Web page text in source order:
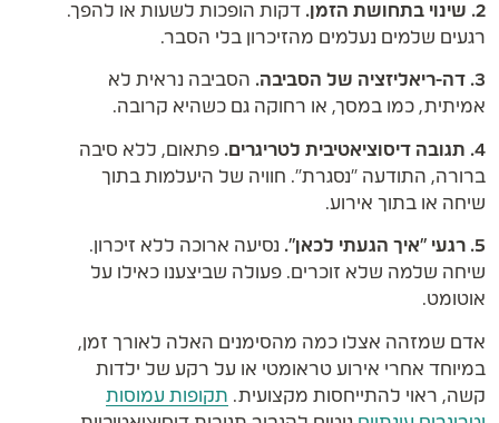
2. שינוי בתחושת הזמן.
דקות הופכות לשעות או להפך.
רגעים שלמים נעלמים מהזיכרון בלי הסבר.
3. דה-ריאליזציה של הסביבה.
הסביבה נראית לא
אמיתית, כמו במסך, או רחוקה גם כשהיא קרובה.
4. תגובה דיסוציאטיבית לטריגרים.
פתאום, ללא סיבה
ברורה, התודעה "נסגרת". חוויה של היעלמות בתוך
שיחה או בתוך אירוע.
5. רגעי "איך הגעתי לכאן".
נסיעה ארוכה ללא זיכרון.
שיחה שלמה שלא זוכרים. פעולה שביצענו כאילו על
אוטומט.
אדם שמזהה אצלו כמה מהסימנים האלה לאורך זמן,
במיוחד אחרי אירוע טראומטי או על רקע של ילדות
קשה, ראוי להתייחסות מקצועית. תקופות עמוסות